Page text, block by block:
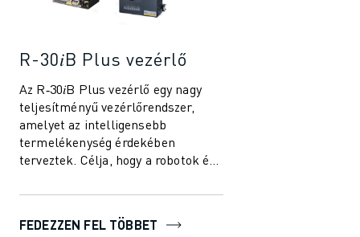
R-30𝑖B Plus vezérlő
Az R‑30𝑖B Plus vezérlő egy nagy
teljesítményű vezérlőrendszer,
amelyet az intelligensebb
termelékenység érdekében
terveztek. Célja, hogy a robotok és
egyszerűbben és ha...
FEDEZZEN FEL TÖBBET